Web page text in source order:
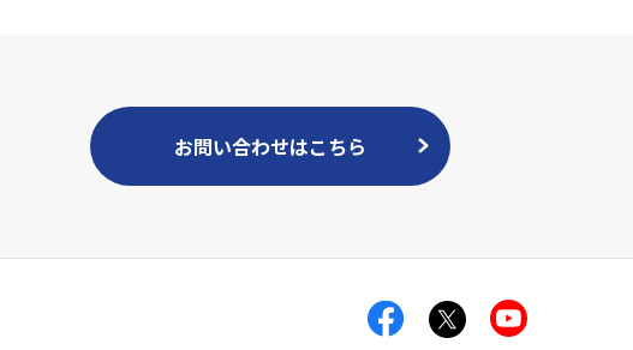
お問い合わせはこちら